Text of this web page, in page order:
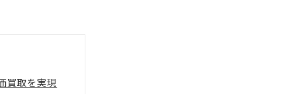
買取を実現